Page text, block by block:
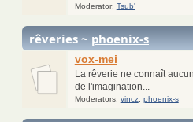
Moderator: Tsub'
rêveries ~phoenix-s
vox-mei
La rêverie ne connaît
de l'imagination...
Moderators: vincz, phoenix-s